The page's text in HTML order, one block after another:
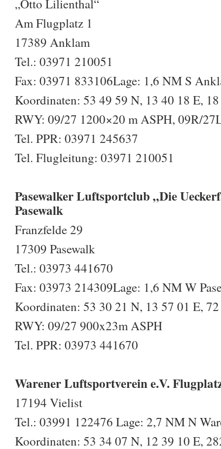
„Otto Lilienthal“
Am Flugplatz 1
17389 Anklam
Tel.: 03971 210051
Fax: 03971 833106Lage: 1,6 NM S
Koordinaten: 53 49 59 N, 13 40 18 E,
RWY: 09/27 1200×20 m ASPH, 09R/
Tel. PPR: 03971 245637
Tel. Flugleitung: 03971 210051
Pasewalker Luftsportclub „Die
Pasewalk
Franzfelde 29
17309 Pasewalk
Tel.: 03973 441670
Fax: 03973 214309Lage: 1,6 NM W
Koordinaten: 53 30 21 N, 13 57 01 E,
RWY: 09/27 900x23m ASPH
Tel. PPR: 03973 441670
Warener Luftsportverein e.V.
17194 Vielist
Tel.: 03991 122476 Lage: 2,7 NM N
Koordinaten: 53 34 07 N, 12 39 10 E,